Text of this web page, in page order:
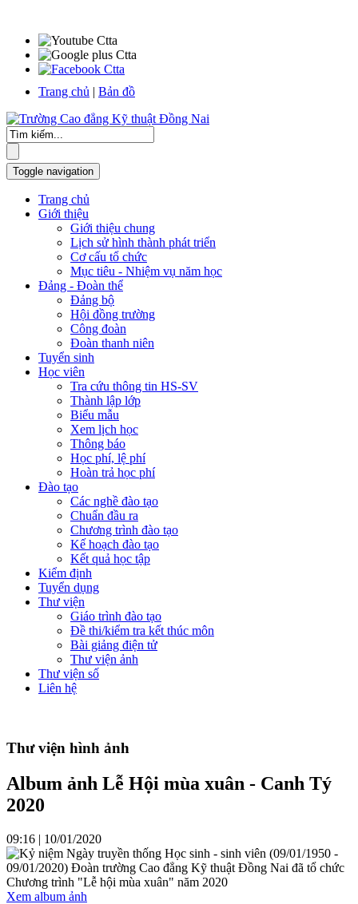
Trang chủ | Bản đồ
Toggle navigation
Trang chủ
Giới thiệu
Giới thiệu chung
Lịch sử hình thành phát triển
Cơ cấu tổ chức
Mục tiêu - Nhiệm vụ năm học
Đảng - Đoàn thể
Đảng bộ
Hội đồng trường
Công đoàn
Đoàn thanh niên
Tuyển sinh
Học viên
Tra cứu thông tin HS-SV
Thành lập lớp
Biểu mẫu
Xem lịch học
Thông báo
Học phí, lệ phí
Hoàn trả học phí
Đào tạo
Các nghề đào tạo
Chuẩn đầu ra
Chương trình đào tạo
Kế hoạch đào tạo
Kết quả học tập
Kiểm định
Tuyển dụng
Thư viện
Giáo trình đào tạo
Đề thi/kiểm tra kết thúc môn
Bài giảng điện tử
Thư viện ảnh
Thư viện số
Liên hệ
Thư viện hình ảnh
Album ảnh Lễ Hội mùa xuân - Canh Tý
2020
09:16 | 10/01/2020
Kỷ niệm Ngày truyền thống Học sinh - sinh viên (09/01/1950 -
09/01/2020) Đoàn trường Cao đẳng Kỹ thuật Đồng Nai đã tổ chức
Chương trình "Lễ hội mùa xuân" năm 2020
Xem album ảnh